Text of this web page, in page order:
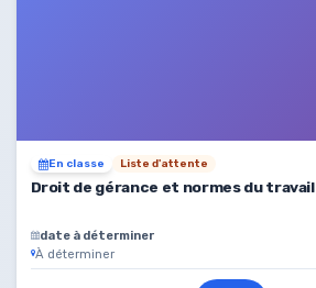
En classe Liste d'attente
Droit de gérance et normes du travail
date à déterminer
À déterminer